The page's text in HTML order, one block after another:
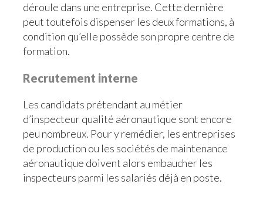
déroule dans une entreprise. Cette dernière
peut toutefois dispenser les deux formations, à
condition qu’elle possède son propre centre de
formation.
Recrutement interne
Les candidats prétendant au métier
d’inspecteur qualité aéronautique sont encore
peu nombreux. Pour y remédier, les entreprises
de production ou les sociétés de maintenance
aéronautique doivent alors embaucher les
inspecteurs parmi les salariés déjà en poste.